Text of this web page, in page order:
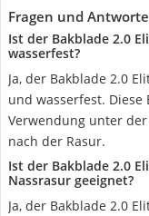
Fragen und
Ist der Bakblade 2.0
wasserfest?
Ja, der Bakblade 2.0
und wasserfest.
Verwendung unter
nach der Rasur.
Ist der Bakblade 2.0
Nassrasur geeignet?
Ja, der Bakblade 2.0